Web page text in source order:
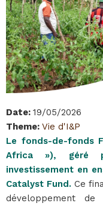
Date: 19/05/2026
Theme: Vie d'I&P
Le fonds-de-fonds
Africa »), géré
investissement en
Catalyst Fund. Ce
développement de